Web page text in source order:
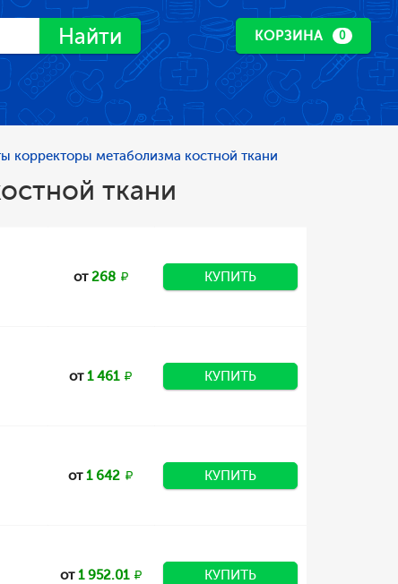
Найти КОРЗИНА 0
корректоры метаболизма костной ткани
ткани
от268 КУПИТЬ
от1 461 КУПИТЬ
от1 642 КУПИТЬ
от1 952.01 КУПИТЬ